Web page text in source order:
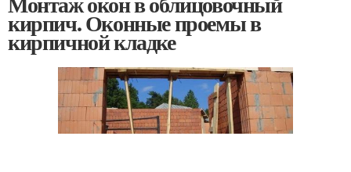
кирпич. Оконные проемы в
кирпичной кладке